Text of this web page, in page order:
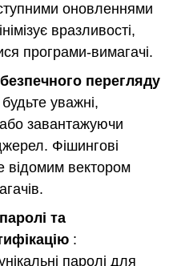
оновленнями
вразливості,
програми-вимагачі.
перегляду
уважні,
завантажуючи
Фішингові
відомим вектором
та
:
паролі для